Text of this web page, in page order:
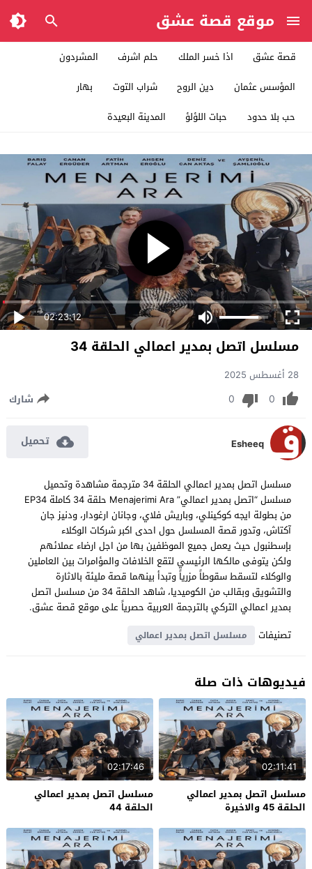
موقع قصة عشق
قصة عشق اذا خسر الملك حلم اشرف
المشردون
المؤسس عثمان
دين الروح شراب التوت
بهار
حب بلا حدود
حبات اللؤلؤ المدينة البعيدة
02:23:12
مسلسل اتصل بمدير اعمالي الحلقة 34
28 أغسطس 2025
0
0 شارك
Esheeq تحميل
مسلسل اتصل بمدير اعمالي الحلقة 34 مترجمة مشاهدة وتحميل
مسلسل “اتصل بمدير اعمالي” Menajerimi Ara حلقة 34 كاملة EP34
من بطولة ايجه كوكينلي، وباريش فلاي، وجانان ارغودار، ودنیز جان
آکتاش، وتدور قصة المسلسل حول احدى اكبر شركات الوكلاء
بإسطنبول حيث يعمل جميع الموظفين بها من اجل ارضاء عملائهم
ولكن يتوفى مالكها الرئيسي لتقع الخلافات والمؤامرات بين العاملين
والوكلاء لتسقط سقوطاً مزرياً وتبدأ بينهما قصة مليئة بالاثارة
والتشويق وبقالب من الكوميديا، شاهد الحلقة 34 من مسلسل اتصل
بمدير اعمالي التركي بالترجمة العربية حصرياً على موقع قصة عشق.
تصنيفات
مسلسل اتصل بمدير اعمالي
فيديوهات ذات صلة
02:11:41
مسلسل اتصل بمدير اعمالي
الحلقة 45 والاخيرة
02:17:46
مسلسل اتصل بمدير اعمالي
الحلقة 44